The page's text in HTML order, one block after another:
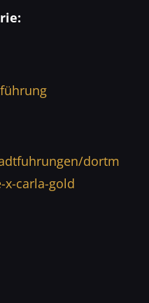
dortm
x-carla-gold